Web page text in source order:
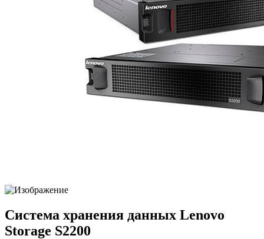
Система хранения данных Lenovo
Storage S2200